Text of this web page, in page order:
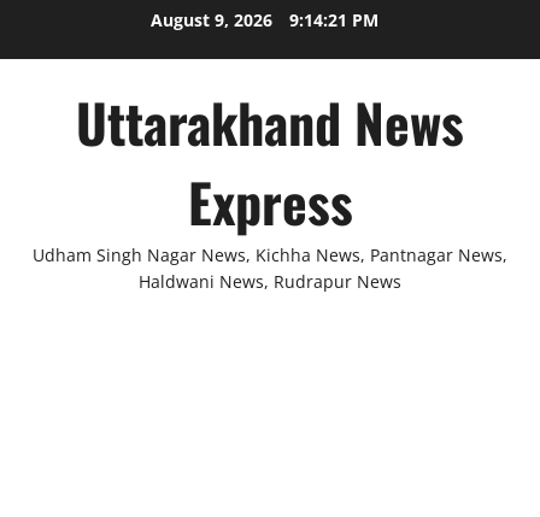
August 9, 2026 9:14:21 PM
Uttarakhand News
Express
Udham Singh Nagar News, Kichha News, Pantnagar News,
Haldwani News, Rudrapur News